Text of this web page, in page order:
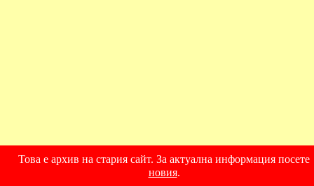
Това е архив на стария сайт. За актуална информация посете
новия.